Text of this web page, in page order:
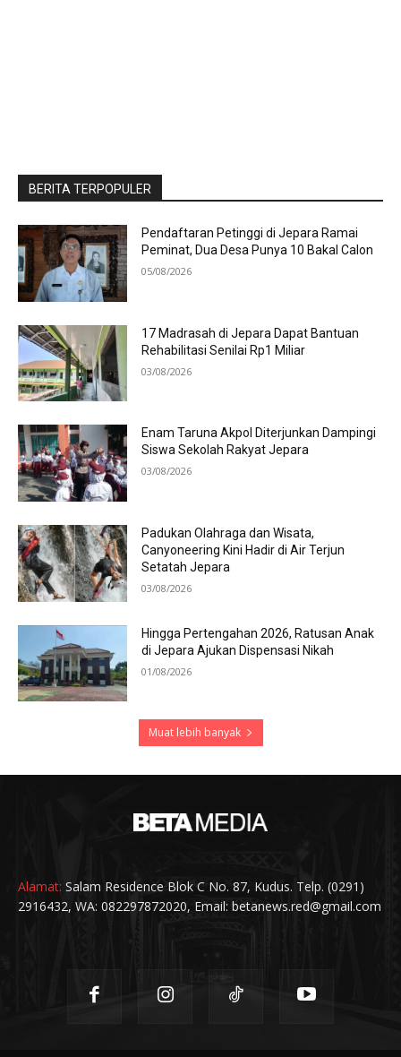
BERITA TERPOPULER
Pendaftaran Petinggi di Jepara Ramai
Peminat, Dua Desa Punya 10 Bakal Calon
05/08/2026
17 Madrasah di Jepara Dapat Bantuan
Rehabilitasi Senilai Rp1 Miliar
03/08/2026
Enam Taruna Akpol Diterjunkan Dampingi
Siswa Sekolah Rakyat Jepara
03/08/2026
Padukan Olahraga dan Wisata,
Canyoneering Kini Hadir di Air Terjun
Setatah Jepara
03/08/2026
Hingga Pertengahan 2026, Ratusan Anak
di Jepara Ajukan Dispensasi Nikah
01/08/2026
Muat lebih banyak
Alamat: Salam Residence Blok C No. 87, Kudus. Telp. (0291)
2916432, WA: 082297872020, Email: betanews.red@gmail.com